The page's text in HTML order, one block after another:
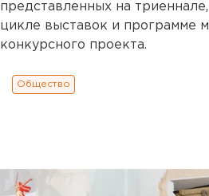
представленных на
цикле выставок и программе
конкурсного проекта.
Общество